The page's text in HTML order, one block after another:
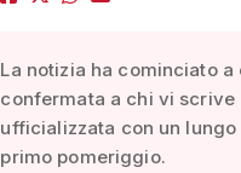
La notizia ha cominciato
confermata a chi vi
ufficializzata con un
primo pomeriggio.